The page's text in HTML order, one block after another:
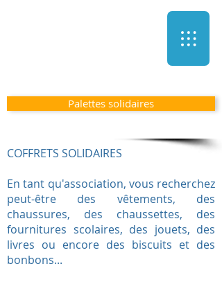
Palettes solidaires
COFFRETS SOLIDAIRES
En tant qu'association, vous recherchez
peut-être des vêtements, des
chaussures, des chaussettes, des
fournitures scolaires, des jouets, des
livres ou encore des biscuits et des
bonbons...